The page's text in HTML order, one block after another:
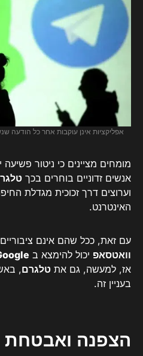
אפליקציות אינן עוקבות אחר כל הודעה
מומחים מציינים כי ניטור פשיעה
אנשים זדוניים בוחרים בכך
וערוצים דרך זכוכית מגדלת
האינטרנט.
עם זאת, ככל שהם אינם
וואטסאפ יכול להימצא ב
אז, למעשה, גם את טלגרם,
בעניין זה.
הצפנה ואבטחת